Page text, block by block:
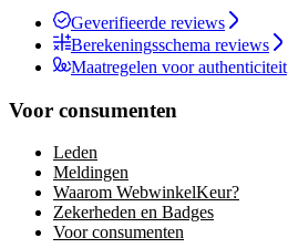
Geverifieerde reviews
Berekeningsschema reviews
Maatregelen voor authenticiteit
Voor consumenten
Leden
Meldingen
Waarom WebwinkelKeur?
Zekerheden en Badges
Voor consumenten